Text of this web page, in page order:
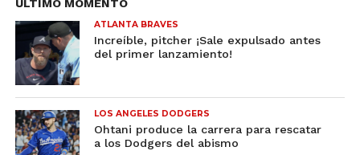
ULTIMO MOMENTO
ATLANTA BRAVES
Increíble, pitcher ¡Sale expulsado antes
del primer lanzamiento!
LOS ANGELES DODGERS
Ohtani produce la carrera para rescatar
a los Dodgers del abismo